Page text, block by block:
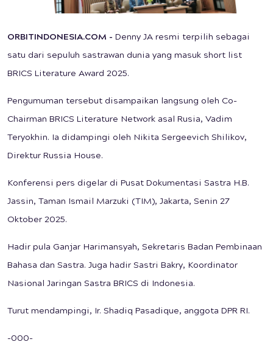
ORBITINDONESIA.COM - Denny JA resmi terpilih sebagai
satu dari sepuluh sastrawan dunia yang masuk short list
BRICS Literature Award 2025.
Pengumuman tersebut disampaikan langsung oleh Co-
Chairman BRICS Literature Network asal Rusia, Vadim
Teryokhin. Ia didampingi oleh Nikita Sergeevich Shilikov,
Direktur Russia House.
Konferensi pers digelar di Pusat Dokumentasi Sastra H.B.
Jassin, Taman Ismail Marzuki (TIM), Jakarta, Senin 27
Oktober 2025.
Hadir pula Ganjar Harimansyah, Sekretaris Badan Pembinaan
Bahasa dan Sastra. Juga hadir Sastri Bakry, Koordinator
Nasional Jaringan Sastra BRICS di Indonesia.
Turut mendampingi, Ir. Shadiq Pasadique, anggota DPR RI.
-000-